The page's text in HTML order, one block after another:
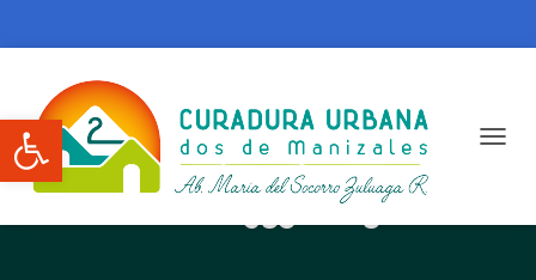
Abrir barra de herramientas
SCU 1935-2023